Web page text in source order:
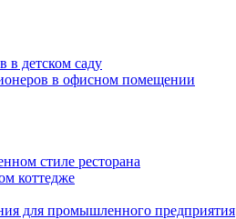
в детском саду
в офисном помещении
стиле ресторана
коттедже
для промышленного предприятия